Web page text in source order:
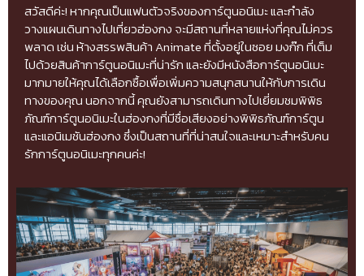
สวัสดีค่ะ! หากคุณเป็นแฟนตัวจริงของการ์ตูนอนิเมะ และกำลัง
วางแผนเดินทางไปเที่ยวฮ่องกง จะมีสถานที่หลายแห่งที่คุณไม่ควร
พลาด เช่น ห้างสรรพสินค้า Animate ที่ตั้งอยู่ในซอย มงก๊ก ที่เต็ม
ไปด้วยสินค้าการ์ตูนอนิเมะที่น่ารัก และยังมีหนังสือการ์ตูนอนิเมะ
มากมายให้คุณได้เลือกซื้อเพื่อเพิ่มความสนุกสนานให้กับการเดิน
ทางของคุณ นอกจากนี้ คุณยังสามารถเดินทางไปเยี่ยมชมพิพิธ
ภัณฑ์การ์ตูนอนิเมะในฮ่องกงที่มีชื่อเสียงอย่างพิพิธภัณฑ์การ์ตูน
และแอนิเมชันฮ่องกง ซึ่งเป็นสถานที่ที่น่าสนใจและเหมาะสำหรับคน
รักการ์ตูนอนิเมะทุกคนค่ะ!